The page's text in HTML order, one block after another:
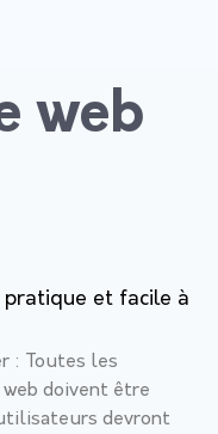
web
et facile à
: Toutes les
doivent être
devront